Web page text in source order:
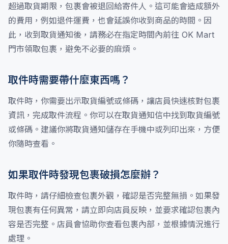
超過取貨期限，包裹會被退回給寄件人。這可能會造成額外
的費用，例如退件運費，也會延誤你收到商品的時間。因
此，收到取貨通知後，請務必在指定時間內前往 OK Mart
門市領取包裹，避免不必要的麻煩。
取件時需要帶什麼東西嗎？
取件時，你需要出示取貨編號或條碼，讓店員快速核對包裹
資訊，完成取件流程。你可以在取貨通知信中找到取貨編號
或條碼。建議你將取貨通知儲存在手機中或列印出來，方便
你隨時查看。
如果取件時發現包裹破損怎麼辦？
取件時，請仔細檢查包裹外觀，確認是否完整無損。如果發
現包裹有任何異常，請立即向店員反映，並要求確認包裹內
容是否完整。店員會協助你查看包裹內部，並根據情況進行
處理。